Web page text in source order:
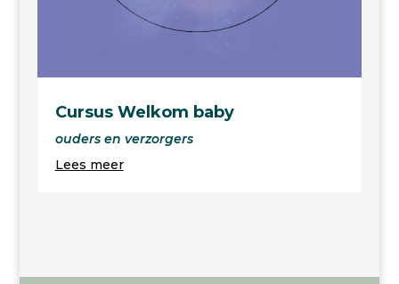
Cursus Welkom baby
ouders en verzorgers
Lees meer